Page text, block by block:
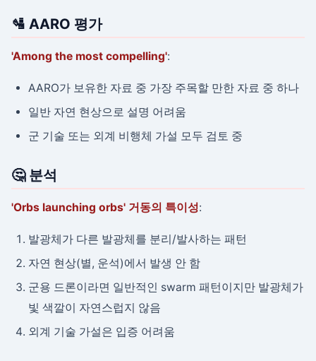
🛂 AARO 평가
'Among the most compelling':
AARO가 보유한 자료 중 가장 주목할 만한 자료 중 하나
일반 자연 현상으로 설명 어려움
군 기술 또는 외계 비행체 가설 모두 검토 중
🤔 분석
'Orbs launching orbs' 거동의 특이성:
발광체가 다른 발광체를 분리/발사하는 패턴
자연 현상(별, 운석)에서 발생 안 함
군용 드론이라면 일반적인 swarm 패턴이지만 발광체가
빛 색깔이 자연스럽지 않음
외계 기술 가설은 입증 어려움